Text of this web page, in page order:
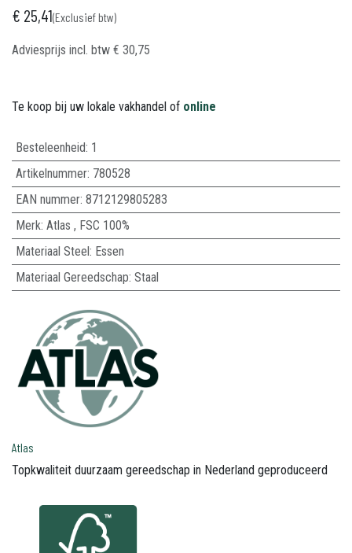
€ 25,41(Exclusief btw)
Adviesprijs incl. btw € 30,75
Te koop bij uw lokale vakhandel of online
Besteleenheid: 1
Artikelnummer: 780528
EAN nummer: 8712129805283
Merk: Atlas , FSC 100%
Materiaal Steel: Essen
Materiaal Gereedschap: Staal
Atlas
Topkwaliteit duurzaam gereedschap in Nederland geproduceerd